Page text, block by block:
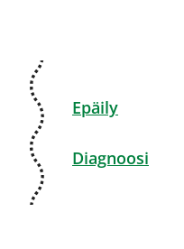
Epäily
Diagnoosi